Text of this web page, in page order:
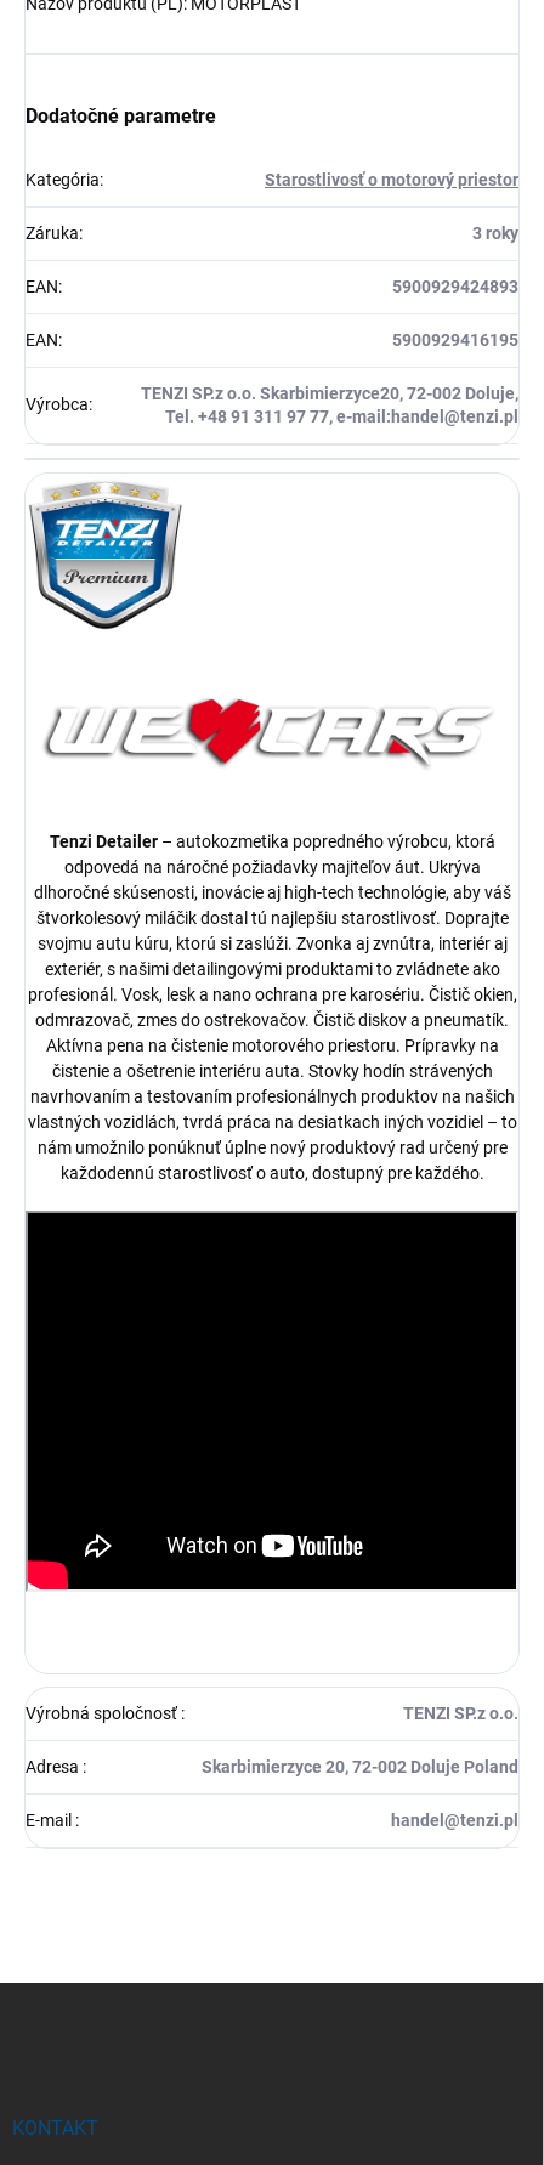
Dodatočné parametre
Kategória: Starostlivosť o motorový priestor
Záruka: 3 roky
EAN: 5900929424893
EAN: 5900929416195
Výrobca:
TENZI SP.z o.o. Skarbimierzyce20, 72-002 Doluje,
Tel. +48 91 311 97 77, e-mail:handel@tenzi.pl
Tenzi Detailer– autokozmetika popredného výrobcu, ktorá
odpovedá na náročné požiadavky majiteľov áut. Ukrýva
dlhoročné skúsenosti, inovácie aj high-tech technológie, aby váš
štvorkolesový miláčik dostal tú najlepšiu starostlivosť. Doprajte
svojmu autu kúru, ktorú si zaslúži. Zvonka aj zvnútra, interiér aj
exteriér, s našimi detailingovými produktami to zvládnete ako
profesionál. Vosk, lesk a nano ochrana pre karosériu. Čistič okien,
odmrazovač, zmes do ostrekovačov. Čistič diskov a pneumatík.
Aktívna pena na čistenie motorového priestoru. Prípravky na
čistenie a ošetrenie interiéru auta. Stovky hodín strávených
navrhovaním a testovaním profesionálnych produktov na našich
vlastných vozidlách, tvrdá práca na desiatkach iných vozidiel – to
nám umožnilo ponúknuť úplne nový produktový rad určený pre
každodennú starostlivosť o auto, dostupný pre každého.
Výrobná spoločnosť: TENZI SP.z o.o.
Adresa : Skarbimierzyce 20, 72-002 Doluje Poland
E-mail : handel@tenzi.pl
KONTAKT